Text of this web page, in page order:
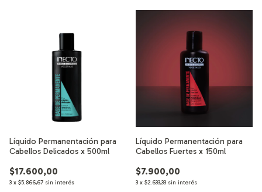
Líquido Permanentación para
Cabellos Delicados x 500ml
$17.600,00
3 x $5.866,67 sin interés
Líquido Permanentación para
Cabellos Fuertes x 150ml
$7.900,00
3 x $2.633,33 sin interés